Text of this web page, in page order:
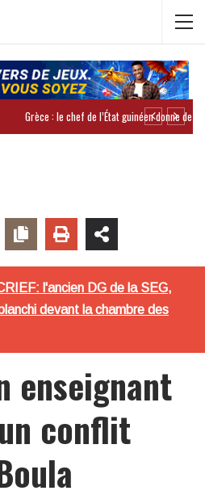
l'ancien DG de la SEG,
devant la chambre des
enseignant
conflit